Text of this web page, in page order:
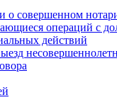
о совершенном
операций с
действий